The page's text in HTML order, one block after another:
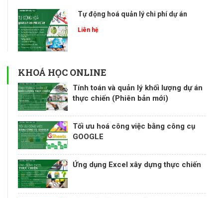
Tự động hoá quản lý chi phí dự án
Liên hệ
KHOÁ HỌC ONLINE
Tính toán và quản lý khối lượng dự án
thực chiến (Phiên bản mới)
Tối ưu hoá công việc bằng công cụ
GOOGLE
Ứng dụng Excel xây dựng thực chiến